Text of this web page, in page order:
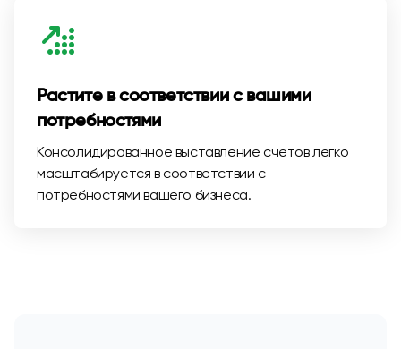
Растите в соответствии с вашими
потребностями
Консолидированное выставление счетов легко
масштабируется в соответствии с
потребностями вашего бизнеса.